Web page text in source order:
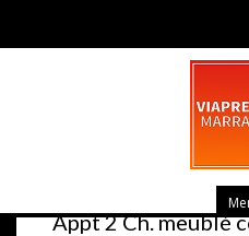
Appt 2 Ch. meublé